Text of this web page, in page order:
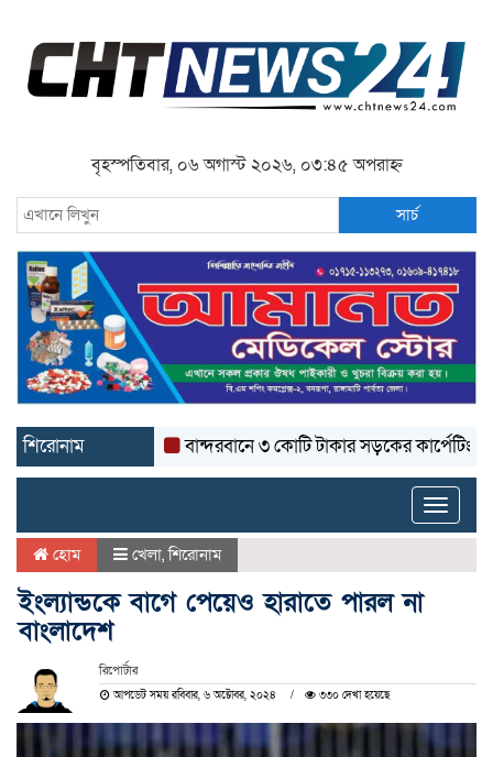
বৃহস্পতিবার, ০৬ অগাস্ট ২০২৬, ০৩:৪৫ অপরাহ্ন
সার্চ
শিরোনাম বান্দরবানে ৩ কোটি টাকার সড়কের কার্পেটিং উঠে
Toggle
হোম খেলা,শিরোনাম
ইংল্যান্ডকে বাগে পেয়েও হারাতে পারল না
বাংলাদেশ
রিপোর্টার
আপডেট সময় রবিবার, ৬ অক্টোবর, ২০২৪ ৩৩০ দেখা হয়েছে